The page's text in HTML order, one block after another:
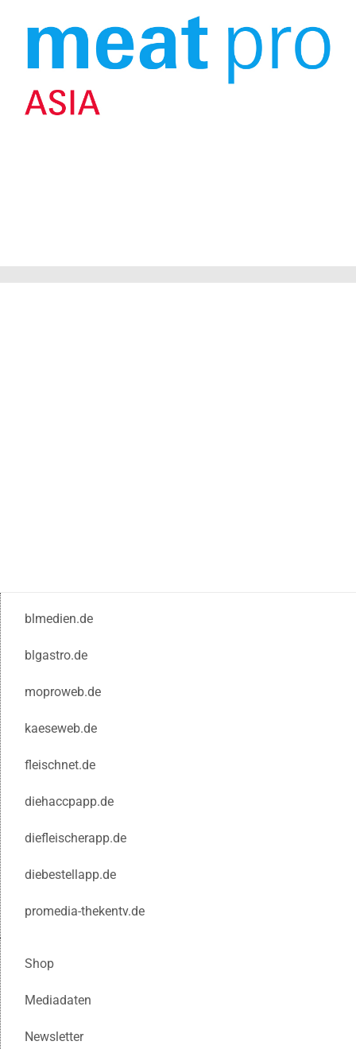
blmedien.de
blgastro.de
moproweb.de
kaeseweb.de
fleischnet.de
diehaccpapp.de
diefleischerapp.de
diebestellapp.de
promedia-thekentv.de
Shop
Mediadaten
Newsletter